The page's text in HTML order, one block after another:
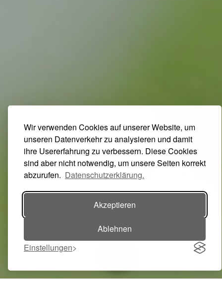
Wir verwenden Cookies auf unserer Website, um
unseren Datenverkehr zu analysieren und damit
ihre Usererfahrung zu verbessern. Diese Cookies
sind aber nicht notwendig, um unsere Seiten korrekt
abzurufen. Datenschutzerklärung.
Akzeptieren
Ablehnen
Einstellungen